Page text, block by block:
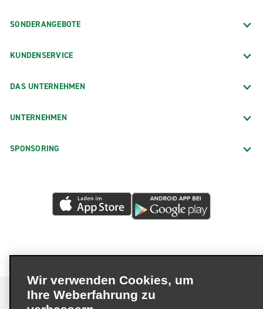
SONDERANGEBOTE
KUNDENSERVICE
DAS UNTERNEHMEN
UNTERNEHMEN
SPONSORING
Wir verwenden Cookies, um
Ihre Weberfahrung zu